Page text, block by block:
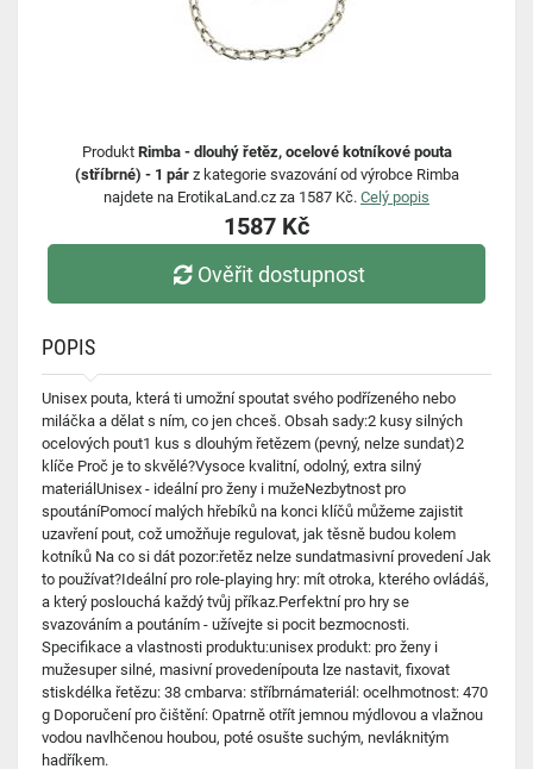
Produkt Rimba - dlouhý řetěz, ocelové kotníkové pouta
(stříbrné) - 1 párz kategorie svazování od výrobce Rimba
najdete na ErotikaLand.cz za 1587 Kč. Celý popis
1587 Kč
Ověřit dostupnost
POPIS
Unisex pouta, která ti umožní spoutat svého podřízeného nebo
miláčka a dělat s ním, co jen chceš. Obsah sady:2 kusy silných
ocelových pout1 kus s dlouhým řetězem (pevný, nelze sundat)2
klíče Proč je to skvělé?Vysoce kvalitní, odolný, extra silný
materiálUnisex - ideální pro ženy i mužeNezbytnost pro
spoutáníPomocí malých hřebíků na konci klíčů můžeme zajistit
uzavření pout, což umožňuje regulovat, jak těsně budou kolem
kotníků Na co si dát pozor:řetěz nelze sundatmasivní provedení Jak
to používat?Ideální pro role-playing hry: mít otroka, kterého ovládáš,
a který poslouchá každý tvůj příkaz.Perfektní pro hry se
svazováním a poutáním - užívejte si pocit bezmocnosti.
Specifikace a vlastnosti produktu:unisex produkt: pro ženy i
mužesuper silné, masivní provedenípouta lze nastavit, fixovat
stiskdélka řetězu: 38 cmbarva: stříbrnámateriál: ocelhmotnost: 470
g Doporučení pro čištění: Opatrně otřít jemnou mýdlovou a vlažnou
vodou navlhčenou houbou, poté osušte suchým, nevláknitým
hadříkem.